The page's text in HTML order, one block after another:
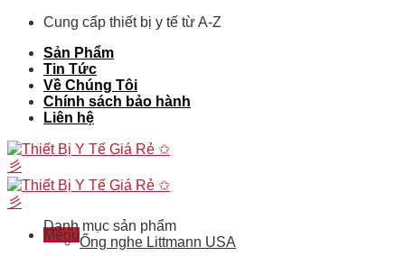
Skip
content
Cung cấp thiết bị y tế từ A-Z
Sản Phẩm
Tin Tức
Về Chúng Tôi
Chính sách bảo hành
Liên hệ
Menu
Danh mục sản phẩm
Ống nghe Littmann USA